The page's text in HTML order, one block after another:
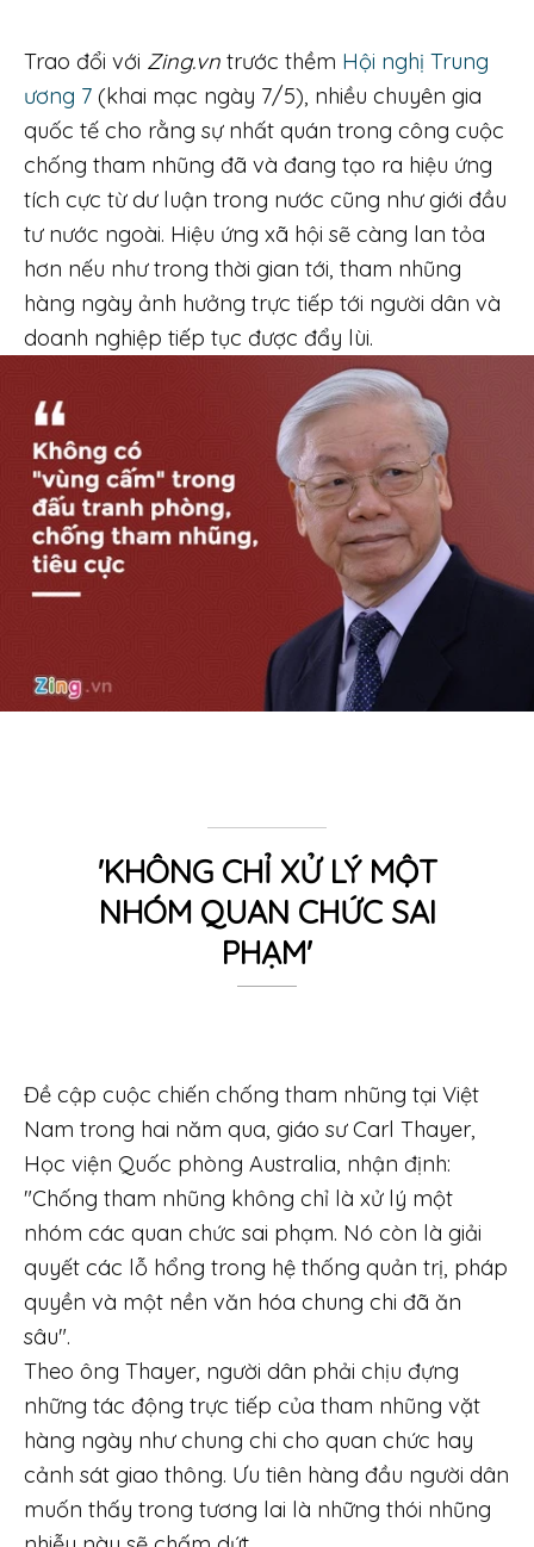
Trao đổi với Zing.vn trước thềm Hội nghị Trung
ương 7 (khai mạc ngày 7/5), nhiều chuyên gia
quốc tế cho rằng sự nhất quán trong công cuộc
chống tham nhũng đã và đang tạo ra hiệu ứng
tích cực từ dư luận trong nước cũng như giới đầu
tư nước ngoài. Hiệu ứng xã hội sẽ càng lan tỏa
hơn nếu như trong thời gian tới, tham nhũng
hàng ngày ảnh hưởng trực tiếp tới người dân và
doanh nghiệp tiếp tục được đẩy lùi.
'KHÔNG CHỈ XỬ LÝ MỘT
NHÓM QUAN CHỨC SAI
PHẠM'
Đề cập cuộc chiến chống tham nhũng tại Việt
Nam trong hai năm qua, giáo sư Carl Thayer,
Học viện Quốc phòng Australia, nhận định:
"Chống tham nhũng không chỉ là xử lý một
nhóm các quan chức sai phạm. Nó còn là giải
quyết các lỗ hổng trong hệ thống quản trị, pháp
quyền và một nền văn hóa chung chi đã ăn
sâu".
Theo ông Thayer, người dân phải chịu đựng
những tác động trực tiếp của tham nhũng vặt
hàng ngày như chung chi cho quan chức hay
cảnh sát giao thông. Ưu tiên hàng đầu người dân
muốn thấy trong tương lai là những thói nhũng